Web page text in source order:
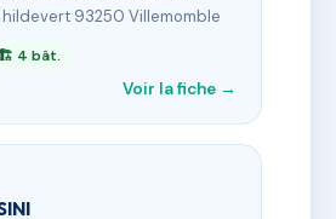
hildevert 93250 Villemomble
4 bât.
Voir la fiche →